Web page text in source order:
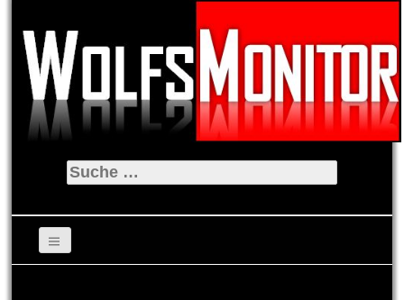
Suche
nach: